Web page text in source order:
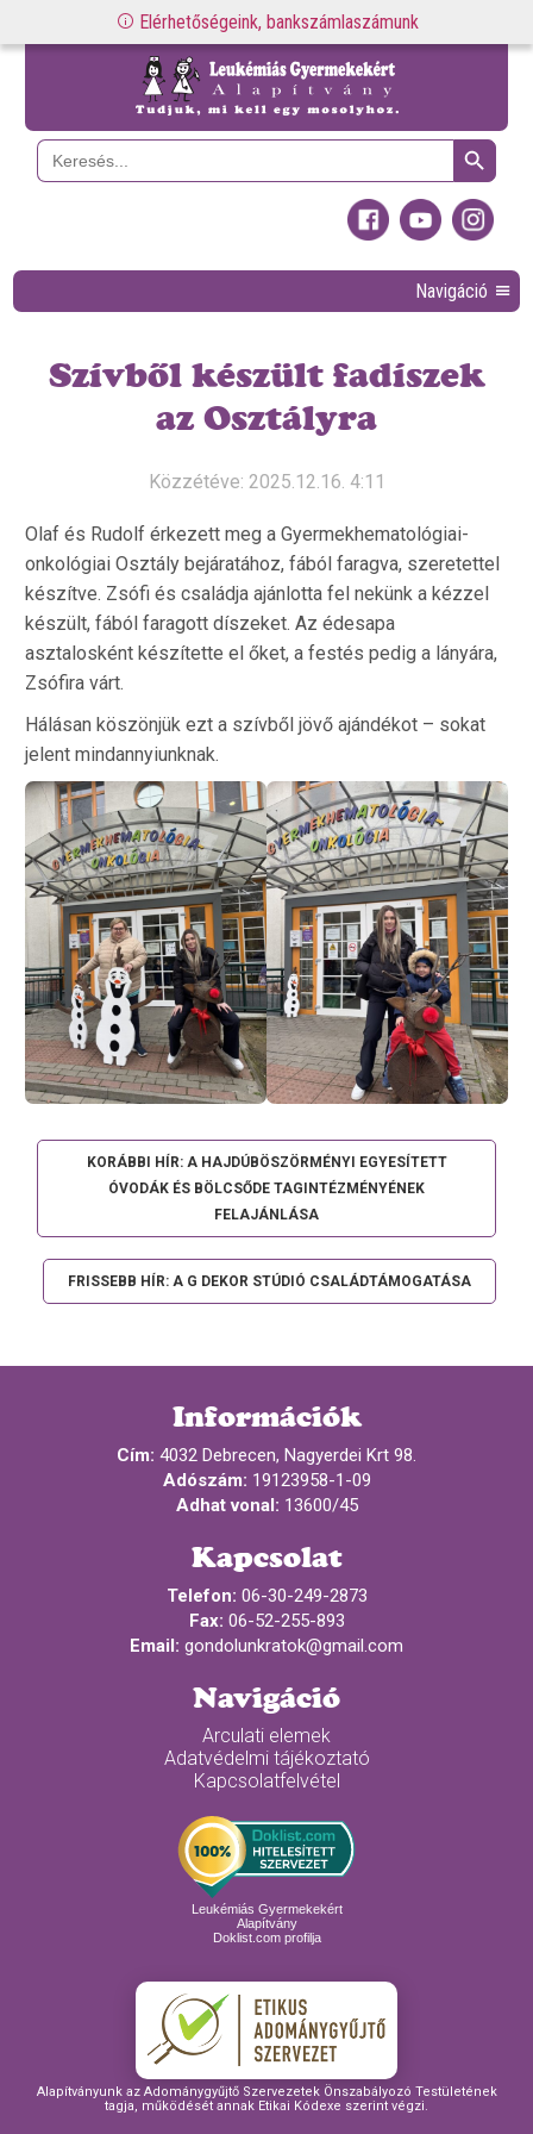
Elérhetőségeink, bankszámlaszámunk
Search
for:
Search Button
Navigáció
Szívből készült fadíszek
az Osztályra
Közzétéve: 2025.12.16. 4:11
Olaf és Rudolf érkezett meg a Gyermekhematológiai-
onkológiai Osztály bejáratához, fából faragva, szeretettel
készítve. Zsófi és családja ajánlotta fel nekünk a kézzel
készült, fából faragott díszeket. Az édesapa
asztalosként készítette el őket, a festés pedig a lányára,
Zsófira várt.
Hálásan köszönjük ezt a szívből jövő ajándékot – sokat
jelent mindannyiunknak.
KORÁBBI HÍR: A HAJDÚBÖSZÖRMÉNYI EGYESÍTETT
ÓVODÁK ÉS BÖLCSŐDE TAGINTÉZMÉNYÉNEK
FELAJÁNLÁSA
FRISSEBB HÍR: A G DEKOR STÚDIÓ CSALÁDTÁMOGATÁSA
Információk
Cím: 4032 Debrecen, Nagyerdei Krt 98.
Adószám: 19123958-1-09
Adhat vonal: 13600/45
Kapcsolat
Telefon: 06-30-249-2873
Fax: 06-52-255-893
Email: gondolunkratok@gmail.com
Navigáció
Arculati elemek
Adatvédelmi tájékoztató
Kapcsolatfelvétel
Leukémiás Gyermekekért
Alapítvány
Doklist.com profilja
Alapítványunk az Adománygyűjtő Szervezetek Önszabályozó Testületének
tagja, működését annak Etikai Kódexe szerint végzi.